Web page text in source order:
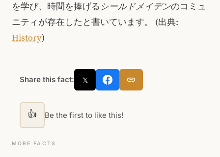
を学び、時間を捧げる シールドメイデンのコミュ
ニティが存在したと書いています。 (出典:
History)
Share this fact: 𝕏
👍 Be the first to like this!
MORE FACTS